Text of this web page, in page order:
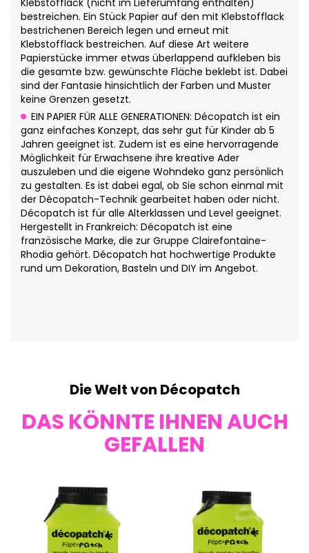
Klebstofflack (nicht im Lieferumfang enthalten)
bestreichen. Ein Stück Papier auf den mit Klebstofflack
bestrichenen Bereich legen und erneut mit
Klebstofflack bestreichen. Auf diese Art weitere
Papierstücke immer etwas überlappend aufkleben bis
die gesamte bzw. gewünschte Fläche beklebt ist. Dabei
sind der Fantasie hinsichtlich der Farben und Muster
keine Grenzen gesetzt.
EIN PAPIER FÜR ALLE GENERATIONEN: Décopatch ist ein
ganz einfaches Konzept, das sehr gut für Kinder ab 5
Jahren geeignet ist. Zudem ist es eine hervorragende
Möglichkeit für Erwachsene ihre kreative Ader
auszuleben und die eigene Wohndeko ganz persönlich
zu gestalten. Es ist dabei egal, ob Sie schon einmal mit
der Décopatch-Technik gearbeitet haben oder nicht.
Décopatch ist für alle Alterklassen und Level geeignet.
Hergestellt in Frankreich: Décopatch ist eine
französische Marke, die zur Gruppe Clairefontaine-
Rhodia gehört. Décopatch hat hochwertige Produkte
rund um Dekoration, Basteln und DIY im Angebot.
Die Welt von Décopatch
DAS KÖNNTE IHNEN AUCH
GEFALLEN